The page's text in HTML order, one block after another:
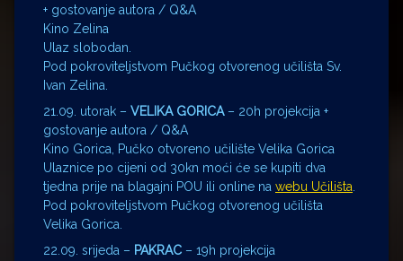
+ gostovanje autora / Q&A
Kino Zelina
Ulaz slobodan.
Pod pokroviteljstvom Pučkog otvorenog učilišta Sv.
Ivan Zelina.
21.09. utorak – VELIKA GORICA– 20h projekcija +
gostovanje autora / Q&A
Kino Gorica, Pučko otvoreno učilište Velika Gorica
Ulaznice po cijeni od 30kn moći će se kupiti dva
tjedna prije na blagajni POU ili online na webu Učilišta
Pod pokroviteljstvom Pučkog otvorenog učilišta
Velika Gorica.
22.09. srijeda – PAKRAC – 19h projekcija